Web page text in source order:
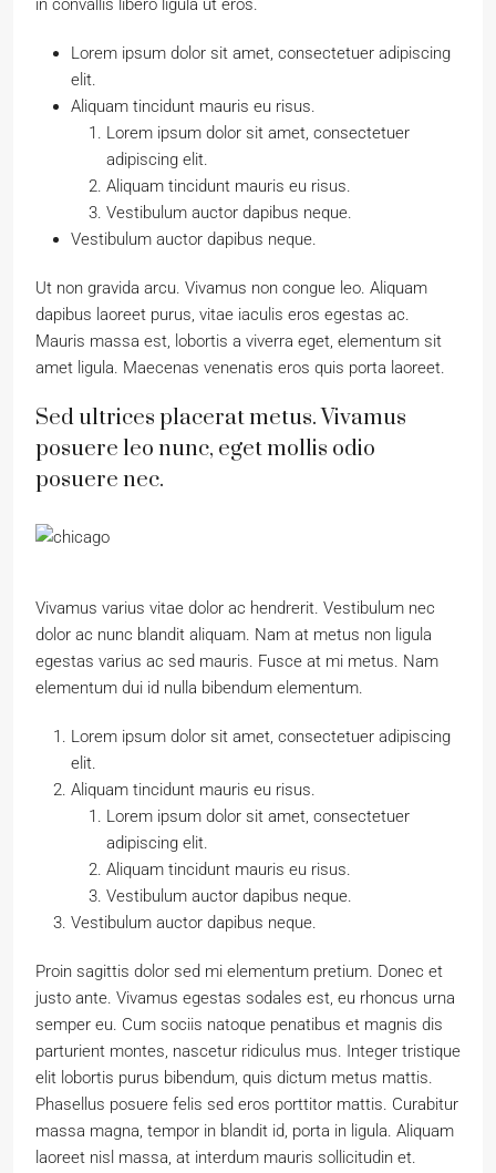
in convallis libero ligula ut eros.
Lorem ipsum dolor sit amet, consectetuer adipiscing
elit.
Aliquam tincidunt mauris eu risus.
Lorem ipsum dolor sit amet, consectetuer
adipiscing elit.
Aliquam tincidunt mauris eu risus.
Vestibulum auctor dapibus neque.
Vestibulum auctor dapibus neque.
Ut non gravida arcu. Vivamus non congue leo. Aliquam
dapibus laoreet purus, vitae iaculis eros egestas ac.
Mauris massa est, lobortis a viverra eget, elementum sit
amet ligula. Maecenas venenatis eros quis porta laoreet.
Sed ultrices placerat metus. Vivamus
posuere leo nunc, eget mollis odio
posuere nec.
Vivamus varius vitae dolor ac hendrerit. Vestibulum nec
dolor ac nunc blandit aliquam. Nam at metus non ligula
egestas varius ac sed mauris. Fusce at mi metus. Nam
elementum dui id nulla bibendum elementum.
Lorem ipsum dolor sit amet, consectetuer adipiscing
elit.
Aliquam tincidunt mauris eu risus.
Lorem ipsum dolor sit amet, consectetuer
adipiscing elit.
Aliquam tincidunt mauris eu risus.
Vestibulum auctor dapibus neque.
Vestibulum auctor dapibus neque.
Proin sagittis dolor sed mi elementum pretium. Donec et
justo ante. Vivamus egestas sodales est, eu rhoncus urna
semper eu. Cum sociis natoque penatibus et magnis dis
parturient montes, nascetur ridiculus mus. Integer tristique
elit lobortis purus bibendum, quis dictum metus mattis.
Phasellus posuere felis sed eros porttitor mattis. Curabitur
massa magna, tempor in blandit id, porta in ligula. Aliquam
laoreet nisl massa, at interdum mauris sollicitudin et.